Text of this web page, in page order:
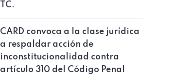
TC.
CARD convoca a la clase jurídica
a respaldar acción de
inconstitucionalidad contra
artículo 310 del Código Penal